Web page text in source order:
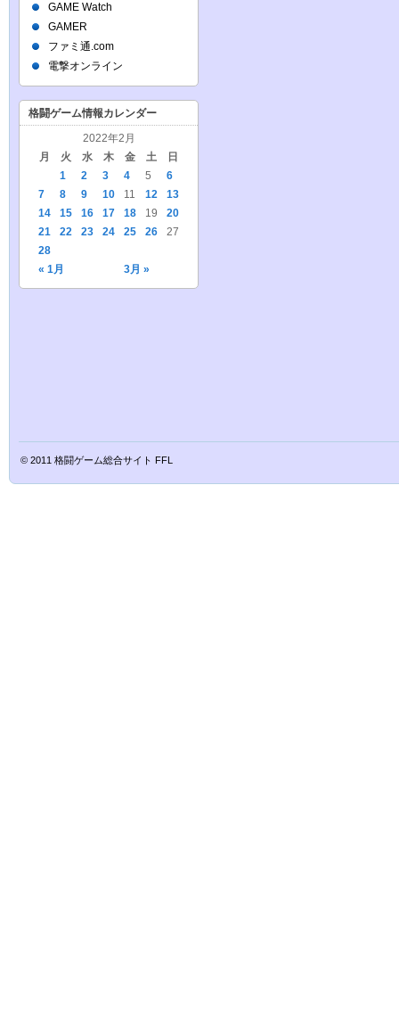
GAME Watch
GAMER
ファミ通.com
電撃オンライン
格闘ゲーム情報カレンダー
2022年2月
月
火 水 木 金 土 日
« 1月 3月 »
1 2 3 4 5
6
7
8 9 10 11 12
13
14
15 16 17 18 19
20
21
22 23 24 25 26
27
28
© 2011 格闘ゲーム総合サイト FFL